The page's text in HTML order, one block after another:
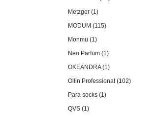
Metzger (1)
MODUM (115)
Monmu (1)
Neo Parfum (1)
OKEANDRA (1)
Ollin Professional (102)
Para socks (1)
QVS (1)